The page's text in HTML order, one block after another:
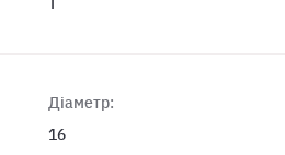
Діаметр:
16